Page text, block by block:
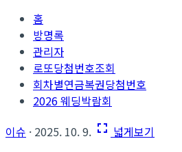
홈
방명록
관리자
로또당첨번호조회
회차별연금복권당첨번호
2026 웨딩박람회
이슈 · 2025. 10. 9. fullscreen 넓게보기